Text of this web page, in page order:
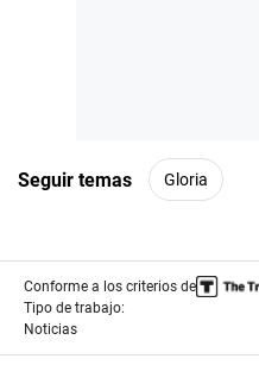
Seguir temas Gloria
Conforme a los criterios de
Tipo de trabajo:
Noticias